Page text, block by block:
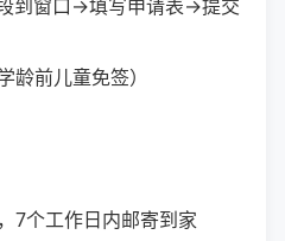
到窗口→填写申请表→提交
龄前儿童免签）
7个工作日内邮寄到家